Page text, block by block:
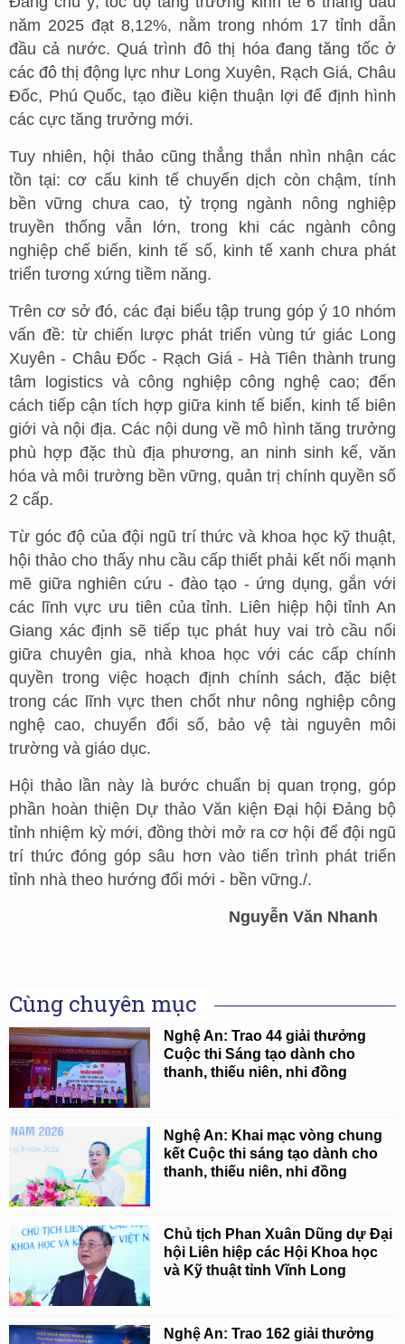
năm 2025 đạt 8,12%, nằm trong nhóm 17 tỉnh dẫn
đầu cả nước. Quá trình đô thị hóa đang tăng tốc ở
các đô thị động lực như Long Xuyên, Rạch Giá, Châu
Đốc, Phú Quốc, tạo điều kiện thuận lợi để định hình
các cực tăng trưởng mới.
Tuy nhiên, hội thảo cũng thẳng thắn nhìn nhận các
tồn tại: cơ cấu kinh tế chuyển dịch còn chậm, tính
bền vững chưa cao, tỷ trọng ngành nông nghiệp
truyền thống vẫn lớn, trong khi các ngành công
nghiệp chế biến, kinh tế số, kinh tế xanh chưa phát
triển tương xứng tiềm năng.
Trên cơ sở đó, các đại biểu tập trung góp ý 10 nhóm
vấn đề: từ chiến lược phát triển vùng tứ giác Long
Xuyên - Châu Đốc - Rạch Giá - Hà Tiên thành trung
tâm logistics và công nghiệp công nghệ cao; đến
cách tiếp cận tích hợp giữa kinh tế biển, kinh tế biên
giới và nội địa. Các nội dung về mô hình tăng trưởng
phù hợp đặc thù địa phương, an ninh sinh kế, văn
hóa và môi trường bền vững, quản trị chính quyền số
2 cấp.
Từ góc độ của đội ngũ trí thức và khoa học kỹ thuật,
hội thảo cho thấy nhu cầu cấp thiết phải kết nối mạnh
mẽ giữa nghiên cứu - đào tạo - ứng dụng, gắn với
các lĩnh vực ưu tiên của tỉnh. Liên hiệp hội tỉnh An
Giang xác định sẽ tiếp tục phát huy vai trò cầu nối
giữa chuyên gia, nhà khoa học với các cấp chính
quyền trong việc hoạch định chính sách, đặc biệt
trong các lĩnh vực then chốt như nông nghiệp công
nghệ cao, chuyển đổi số, bảo vệ tài nguyên môi
trường và giáo dục.
Hội thảo lần này là bước chuẩn bị quan trọng, góp
phần hoàn thiện Dự thảo Văn kiện Đại hội Đảng bộ
tỉnh nhiệm kỳ mới, đồng thời mở ra cơ hội để đội ngũ
trí thức đóng góp sâu hơn vào tiến trình phát triển
tỉnh nhà theo hướng đổi mới - bền vững./.
Nguyễn Văn Nhanh
Cùng chuyên mục
Nghệ An: Trao 44 giải thưởng
Cuộc thi Sáng tạo dành cho
thanh, thiếu niên, nhi đồng
Nghệ An: Khai mạc vòng chung
kết Cuộc thi sáng tạo dành cho
thanh, thiếu niên, nhi đồng
Chủ tịch Phan Xuân Dũng dự Đại
hội Liên hiệp các Hội Khoa học
và Kỹ thuật tỉnh Vĩnh Long
Nghệ An: Trao 162 giải thưởng